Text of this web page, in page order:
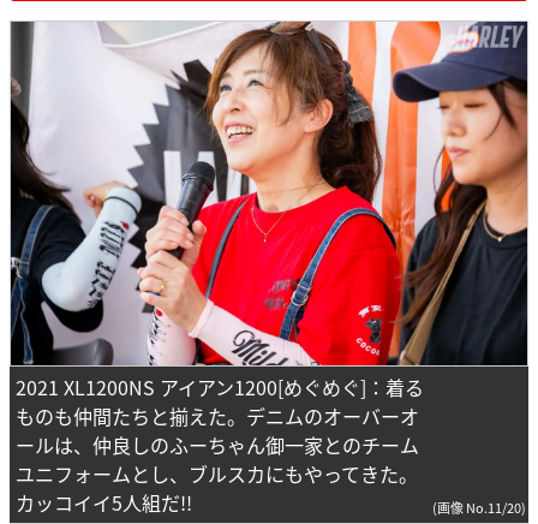
2021 XL1200NS アイアン1200[めぐめぐ]：着る
ものも仲間たちと揃えた。デニムのオーバーオ
ールは、仲良しのふーちゃん御一家とのチーム
ユニフォームとし、ブルスカにもやってきた。
カッコイイ5人組だ!!
(画像 No.11/20)